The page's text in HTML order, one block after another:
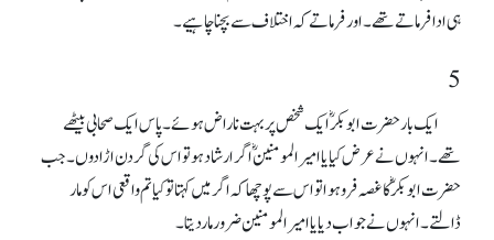
ہی ادا فرماتے تھے۔ اور فرماتے کہ اختلاف سے بچنا چاہیے۔
5
ایک بار حضرت ابوبکرؓ ایک شخص پر بہت ناراض ہوئے۔ پاس ایک صحابی بیٹھے
تھے۔ انہوں نے عرض کیا یا امیر المومنینؓ اگر ارشاد ہو تو اس کی گردن اڑا دوں۔ جب
حضرت ابوبکرؓ کا غصہ فرو ہوا تو اس سے پوچھا کہ اگر میں کہتا تو کیا تم واقعی اس کو مار
ڈالتے۔ انہوں نے جواب دیا یا امیرالمومنین ضرور ماردیتا۔